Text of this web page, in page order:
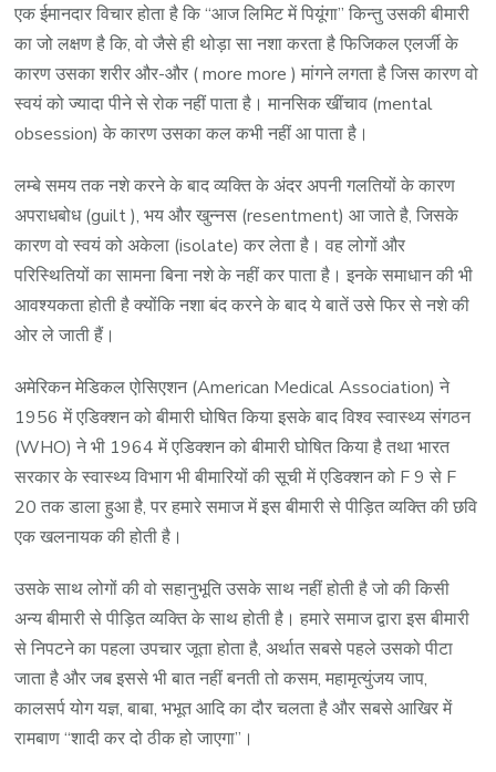
एक ईमानदार विचार होता है कि “आज लिमिट में पियूंगा” किन्तु उसकी बीमारी
का जो लक्षण है कि, वो जैसे ही थोड़ा सा नशा करता है फिजिकल एलर्जी के
कारण उसका शरीर और-और ( more more ) मांगने लगता है जिस कारण वो
स्वयं को ज्यादा पीने से रोक नहीं पाता है। मानसिक खींचाव (mental
obsession) के कारण उसका कल कभी नहीं आ पाता है।
लम्बे समय तक नशे करने के बाद व्यक्ति के अंदर अपनी गलतियों के कारण
अपराधबोध (guilt ), भय और खुन्नस (resentment) आ जाते है, जिसके
कारण वो स्वयं को अकेला (isolate) कर लेता है। वह लोगों और
परिस्थितियों का सामना बिना नशे के नहीं कर पाता है। इनके समाधान की भी
आवश्यकता होती है क्योंकि नशा बंद करने के बाद ये बातें उसे फिर से नशे की
ओर ले जाती हैं।
अमेरिकन मेडिकल एोसिएशन (American Medical Association) ने
1956 में एडिक्शन को बीमारी घोषित किया इसके बाद विश्व स्वास्थ्य संगठन
(WHO) ने भी 1964 में एडिक्शन को बीमारी घोषित किया है तथा भारत
सरकार के स्वास्थ्य विभाग भी बीमारियों की सूची में एडिक्शन को F 9 से F
20 तक डाला हुआ है, पर हमारे समाज में इस बीमारी से पीड़ित व्यक्ति की छवि
एक खलनायक की होती है।
उसके साथ लोगों की वो सहानुभूति उसके साथ नहीं होती है जो की किसी
अन्य बीमारी से पीड़ित व्यक्ति के साथ होती है। हमारे समाज द्वारा इस बीमारी
से निपटने का पहला उपचार जूता होता है, अर्थात सबसे पहले उसको पीटा
जाता है और जब इससे भी बात नहीं बनती तो कसम, महामृत्युंजय जाप,
कालसर्प योग यज्ञ, बाबा, भभूत आदि का दौर चलता है और सबसे आखिर में
रामबाण “शादी कर दो ठीक हो जाएगा”।